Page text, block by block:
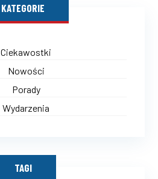
KATEGORIE
Ciekawostki
Nowości
Porady
Wydarzenia
TAGI